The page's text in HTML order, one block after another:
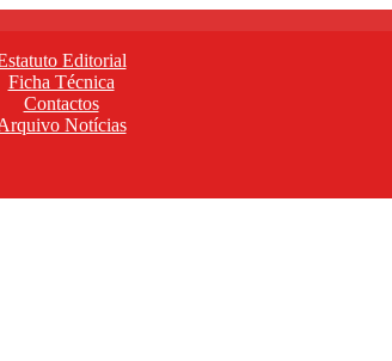
Editorial
Ficha Técnica
Contactos
Notícias